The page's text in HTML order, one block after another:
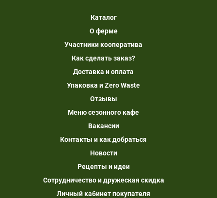
Каталог
О ферме
Участники кооператива
Как сделать заказ?
Доставка и оплата
Упаковка и Zero Waste
Отзывы
Меню сезонного кафе
Вакансии
Контакты и как добраться
Новости
Рецепты и идеи
Сотрудничество и дружеская скидка
Личный кабинет покупателя